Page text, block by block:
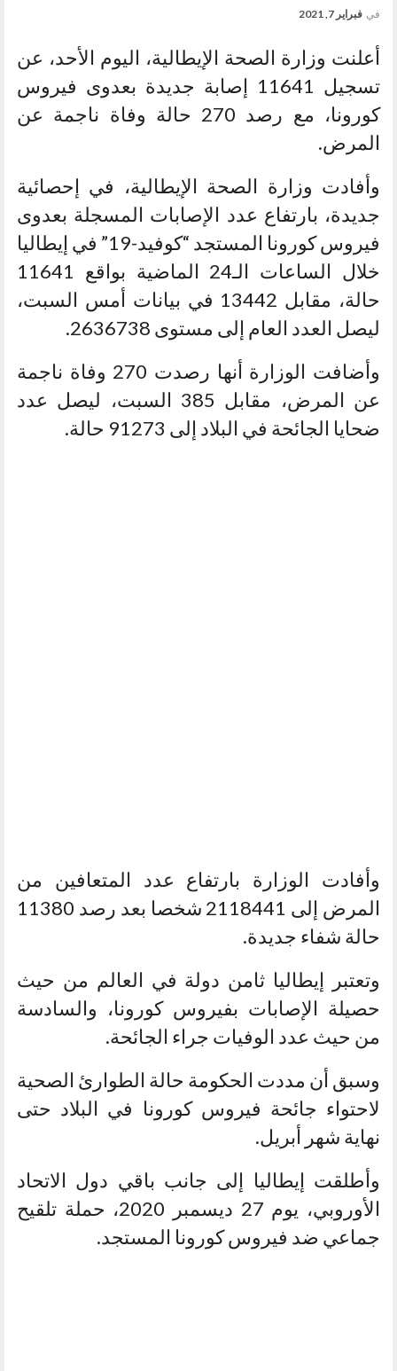
في فبراير 7, 2021
أعلنت وزارة الصحة الإيطالية، اليوم الأحد، عن
تسجيل 11641 إصابة جديدة بعدوى فيروس
كورونا، مع رصد 270 حالة وفاة ناجمة عن
المرض.
وأفادت وزارة الصحة الإيطالية، في إحصائية
جديدة، بارتفاع عدد الإصابات المسجلة بعدوى
فيروس كورونا المستجد “كوفيد-19” في إيطاليا
خلال الساعات الـ24 الماضية بواقع 11641
حالة، مقابل 13442 في بيانات أمس السبت،
ليصل العدد العام إلى مستوى 2636738.
وأضافت الوزارة أنها رصدت 270 وفاة ناجمة
عن المرض، مقابل 385 السبت، ليصل عدد
ضحايا الجائحة في البلاد إلى 91273 حالة.
وأفادت الوزارة بارتفاع عدد المتعافين من
المرض إلى 2118441 شخصا بعد رصد 11380
حالة شفاء جديدة.
وتعتبر إيطاليا ثامن دولة في العالم من حيث
حصيلة الإصابات بفيروس كورونا، والسادسة
من حيث عدد الوفيات جراء الجائحة.
وسبق أن مددت الحكومة حالة الطوارئ الصحية
لاحتواء جائحة فيروس كورونا في البلاد حتى
نهاية شهر أبريل.
وأطلقت إيطاليا إلى جانب باقي دول الاتحاد
الأوروبي، يوم 27 ديسمبر 2020، حملة تلقيح
جماعي ضد فيروس كورونا المستجد.